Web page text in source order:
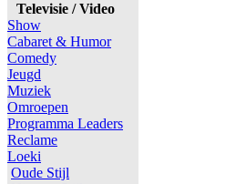
Televisie / Video
Show
Cabaret & Humor
Comedy
Jeugd
Muziek
Omroepen
Programma Leaders
Reclame
Loeki
Oude Stijl